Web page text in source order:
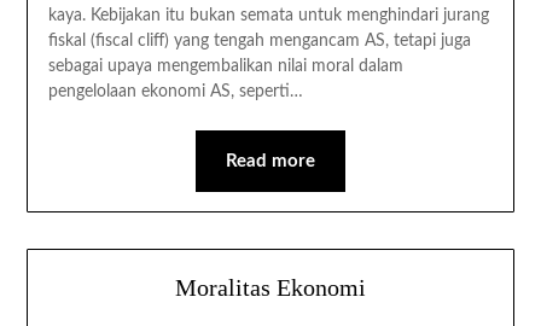
kaya. Kebijakan itu bukan semata untuk menghindari jurang
fiskal (fiscal cliff) yang tengah mengancam AS, tetapi juga
sebagai upaya mengembalikan nilai moral dalam
pengelolaan ekonomi AS, seperti…
Read more
Moralitas Ekonomi